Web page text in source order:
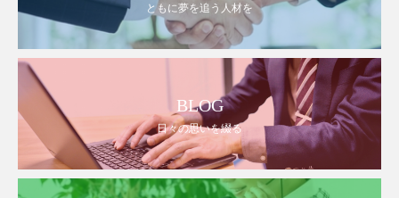
ともに夢を追う人材を
BLOG
日々の思いを綴る